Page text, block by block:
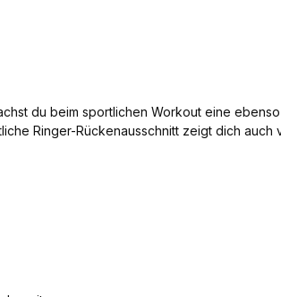
du beim sportlichen Workout eine
Ringer-Rückenausschnitt zeigt dich